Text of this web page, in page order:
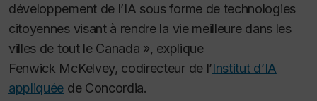
développement de l’IA sous forme de technologies
citoyennes visant à rendre la vie meilleure dans les
villes de tout le Canada », explique
Fenwick McKelvey, codirecteur de l’Institut d’IA
appliquée de Concordia.